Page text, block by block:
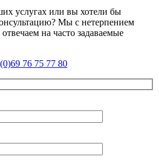
услугах или вы хотели бы
Мы с нетерпением
на часто задаваемые
76 75 77 80